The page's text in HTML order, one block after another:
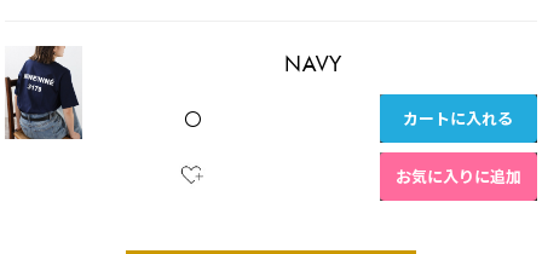
NAVY
〇 カートに入れる
お気に入りに追加